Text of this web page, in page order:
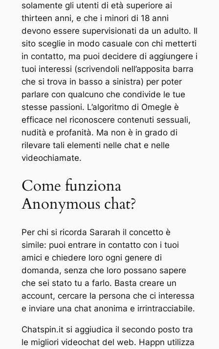
solamente gli utenti di età superiore ai
thirteen anni, e che i minori di 18 anni
devono essere supervisionati da un adulto. Il
sito sceglie in modo casuale con chi metterti
in contatto, ma puoi decidere di aggiungere i
tuoi interessi (scrivendoli nell’apposita barra
che si trova in basso a sinistra) per poter
parlare con qualcuno che condivide le tue
stesse passioni. L’algoritmo di Omegle è
efficace nel riconoscere contenuti sessuali,
nudità e profanità. Ma non è in grado di
rilevare tali elementi nelle chat e nelle
videochiamate.
Come funziona
Anonymous chat?
Per chi si ricorda Sararah il concetto è
simile: puoi entrare in contatto con i tuoi
amici e chiedere loro ogni genere di
domanda, senza che loro possano sapere
che sei stato tu a farlo. Basta creare un
account, cercare la persona che ci interessa
e inviare una chat anonima e irrintracciabile.
Chatspin.it si aggiudica il secondo posto tra
le migliori videochat del web. Happn utilizza